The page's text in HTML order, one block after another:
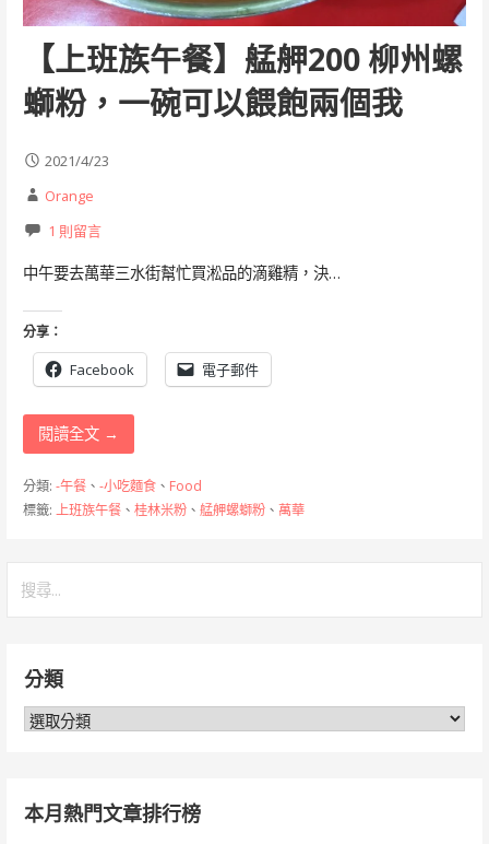
【上班族午餐】艋舺200 柳州螺
螄粉，一碗可以餵飽兩個我
2021/4/23
Orange
1 則留言
中午要去萬華三水街幫忙買淞品的滴雞精，決…
分享：
Facebook 電子郵件
閱讀全文 →
分類: -午餐、 -小吃麵食、 Food
標籤: 上班族午餐、 桂林米粉、 艋舺螺螄粉、 萬華
字:分類
分
本月熱門文章排行榜